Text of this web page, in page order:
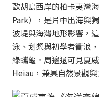
歐胡島西岸的柏卡夷灣
Park），是片中出海與
波堤與海灣地形影響，
泳、划槳與初學者衝浪
綠蠵龜。周邊還可見夏
Heiau，兼具自然景觀與